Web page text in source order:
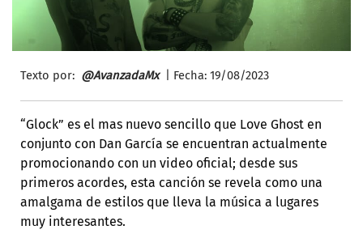
Texto por: @AvanzadaMx | Fecha: 19/08/2023
“Glock” es el mas nuevo sencillo que Love Ghost en
conjunto con Dan García se encuentran actualmente
promocionando con un video oficial; desde sus
primeros acordes, esta canción se revela como una
amalgama de estilos que lleva la música a lugares
muy interesantes.